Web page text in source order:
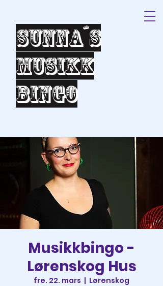
Sunna´s
Musikk
bingo
Musikkbingo -
Lørenskog Hus
fre. 22. mars
  |
Lørenskog